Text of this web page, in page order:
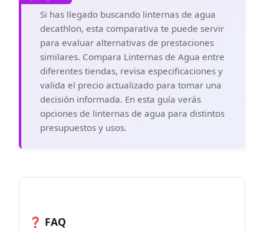
facilita su uso y transporte bajo el agua.
Si has llegado buscando linternas de agua
decathlon, esta comparativa te puede servir
para evaluar alternativas de prestaciones
similares. Compara Linternas de Agua entre
diferentes tiendas, revisa especificaciones y
valida el precio actualizado para tomar una
decisión informada. En esta guía verás
opciones de linternas de agua para distintos
presupuestos y usos.
❓ FAQ